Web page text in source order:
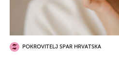
POKROVITELJ SPAR HRVATSKA